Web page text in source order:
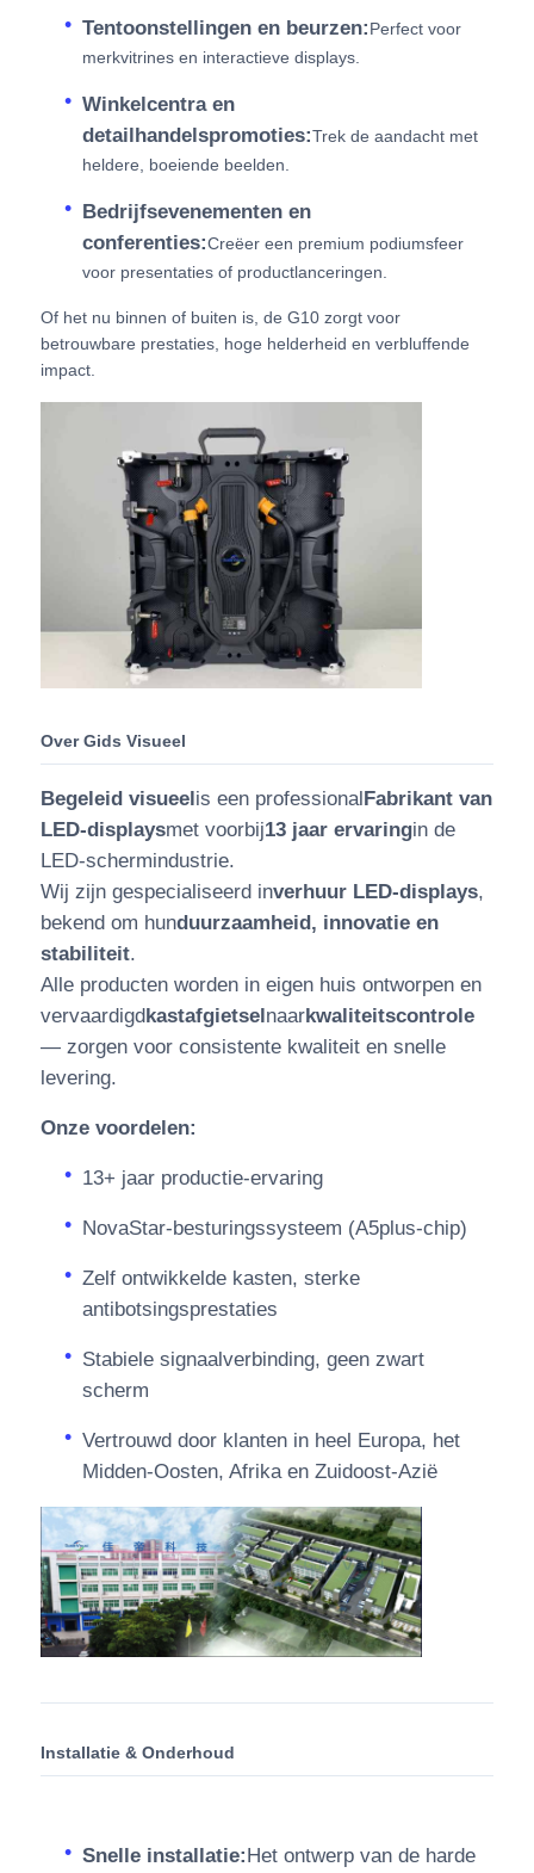
Tentoonstellingen en beurzen:Perfect voor
merkvitrines en interactieve displays.
Winkelcentra en
detailhandelspromoties:Trek de aandacht met
heldere, boeiende beelden.
Bedrijfsevenementen en
conferenties:Creëer een premium podiumsfeer
voor presentaties of productlanceringen.
Of het nu binnen of buiten is, de G10 zorgt voor
betrouwbare prestaties, hoge helderheid en verbluffende
impact.
Over Gids Visueel
Begeleid visueelis een professionalFabrikant van
LED-displaysmet voorbij13 jaar ervaringin de
LED-schermindustrie.
Wij zijn gespecialiseerd inverhuur LED-displays,
bekend om hunduurzaamheid, innovatie en
stabiliteit.
Alle producten worden in eigen huis ontworpen en
vervaardigdkastafgietselnaarkwaliteitscontrole
— zorgen voor consistente kwaliteit en snelle
levering.
Onze voordelen:
13+ jaar productie-ervaring
NovaStar-besturingssysteem (A5plus-chip)
Zelf ontwikkelde kasten, sterke
antibotsingsprestaties
Stabiele signaalverbinding, geen zwart
scherm
Vertrouwd door klanten in heel Europa, het
Midden-Oosten, Afrika en Zuidoost-Azië
Installatie & Onderhoud
Snelle installatie:Het ontwerp van de harde